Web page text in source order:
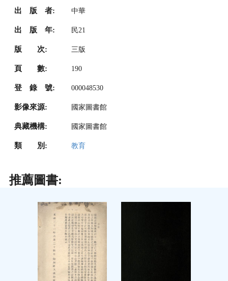
出 版 者: 中華
出 版 年: 民21
版 次: 三版
頁 數: 190
登 錄 號: 000048530
影像來源: 國家圖書館
典藏機構: 國家圖書館
類 別: 教育
推薦圖書: